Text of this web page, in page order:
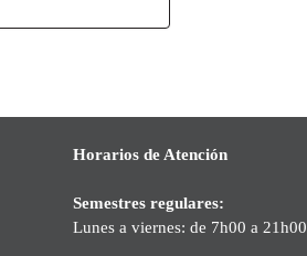
Horarios de Atención
Semestres regulares:
Lunes a viernes: de 7h00 a 21h00